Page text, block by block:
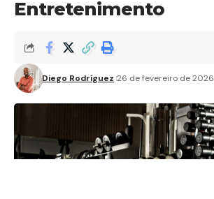
Entretenimento
Diego Rodríguez 26 de fevereiro de 2026